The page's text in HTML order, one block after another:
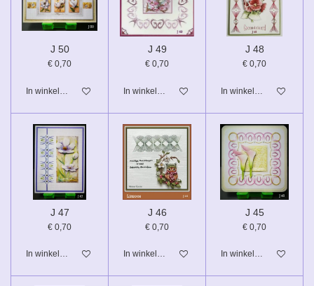
J 50
€ 0,70
In winkelwagen
J 49
€ 0,70
In winkelwagen
J 48
€ 0,70
In winkelwagen
J 47
€ 0,70
In winkelwagen
J 46
€ 0,70
In winkelwagen
J 45
€ 0,70
In winkelwagen